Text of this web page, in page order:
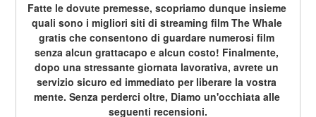
Fatte le dovute premesse, scopriamo dunque insieme
quali sono i migliori siti di streaming film The Whale
gratis che consentono di guardare numerosi film
senza alcun grattacapo e alcun costo! Finalmente,
dopo una stressante giornata lavorativa, avrete un
servizio sicuro ed immediato per liberare la vostra
mente. Senza perderci oltre, Diamo un'occhiata alle
seguenti recensioni.